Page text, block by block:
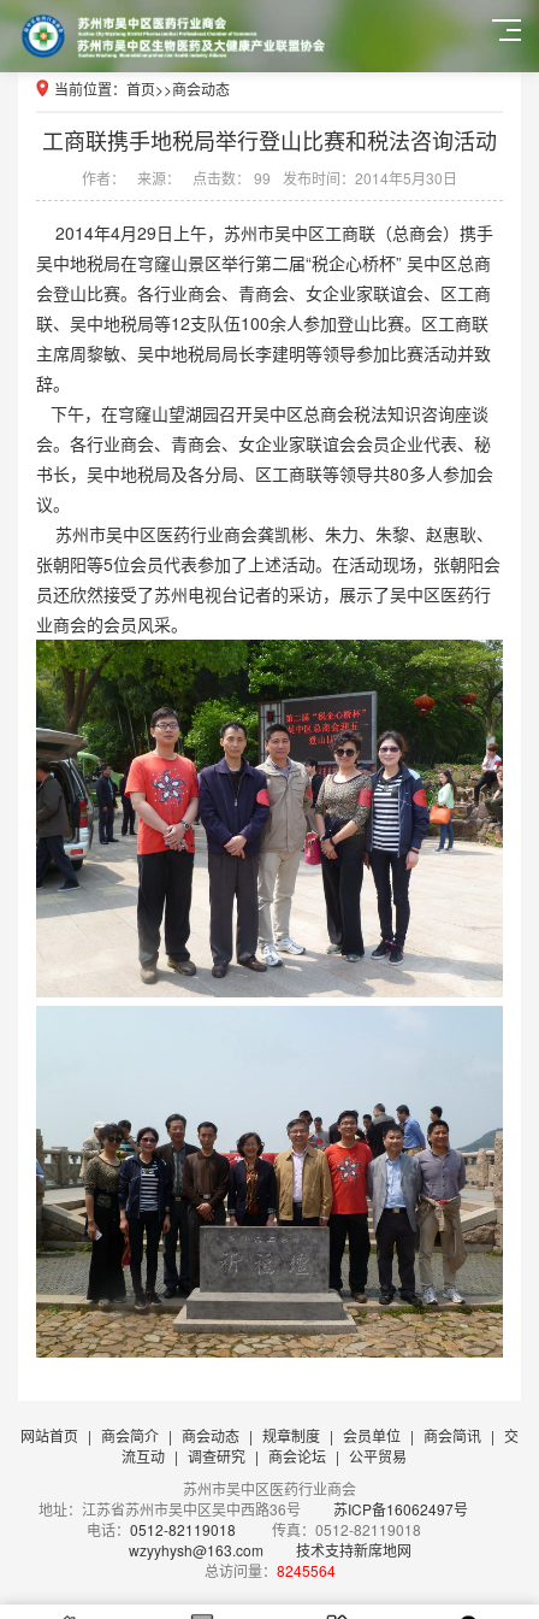
当前位置： 首页>>商会动态
工商联携手地税局举行登山比赛和税法咨询活动
作者： 来源： 点击数： 99 发布时间：2014年5月30日
2014年4月29日上午，苏州市吴中区工商联（总商会）携手
吴中地税局在穹窿山景区举行第二届“税企心桥杯” 吴中区总商
会登山比赛。各行业商会、青商会、女企业家联谊会、区工商
联、吴中地税局等12支队伍100余人参加登山比赛。区工商联
主席周黎敏、吴中地税局局长李建明等领导参加比赛活动并致
辞。
下午，在穹窿山望湖园召开吴中区总商会税法知识咨询座谈
会。各行业商会、青商会、女企业家联谊会会员企业代表、秘
书长，吴中地税局及各分局、区工商联等领导共80多人参加会
议。
苏州市吴中区医药行业商会龚凯彬、朱力、朱黎、赵惠耿、
张朝阳等5位会员代表参加了上述活动。在活动现场，张朝阳会
员还欣然接受了苏州电视台记者的采访，展示了吴中区医药行
业商会的会员风采。
网站首页 | 商会简介 | 商会动态 | 规章制度 | 会员单位 | 商会简讯 | 交
流互动 | 调查研究 | 商会论坛 | 公平贸易
苏州市吴中区医药行业商会
地址：江苏省苏州市吴中区吴中西路36号
苏ICP备16062497号
电话： 0512-82119018 传真：0512-82119018
wzyyhysh@163.com
技术支持新席地网
总访问量： 8245564